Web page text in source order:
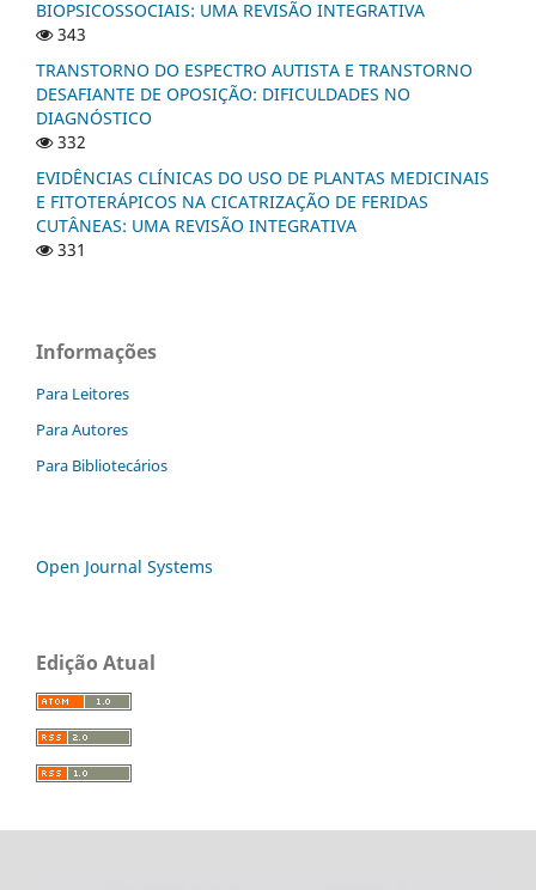
BIOPSICOSSOCIAIS: UMA REVISÃO INTEGRATIVA
343
TRANSTORNO DO ESPECTRO AUTISTA E TRANSTORNO
DESAFIANTE DE OPOSIÇÃO: DIFICULDADES NO
DIAGNÓSTICO
332
EVIDÊNCIAS CLÍNICAS DO USO DE PLANTAS MEDICINAIS
E FITOTERÁPICOS NA CICATRIZAÇÃO DE FERIDAS
CUTÂNEAS: UMA REVISÃO INTEGRATIVA
331
Informações
Para Leitores
Para Autores
Para Bibliotecários
Open Journal Systems
Edição Atual